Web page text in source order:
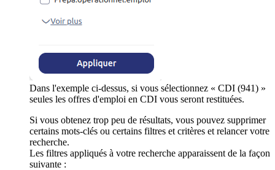
Dans l'exemple ci-dessus, si vous sélectionnez « CDI (941) »
seules les offres d'emploi en CDI vous seront restituées.
Si vous obtenez trop peu de résultats, vous pouvez supprimer
certains mots-clés ou certains filtres et critères et relancer votre
recherche.
Les filtres appliqués à votre recherche apparaissent de la façon
suivante :